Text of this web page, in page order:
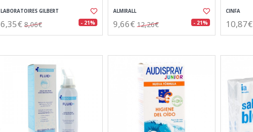
LABORATOIRES GILBERT
6,35€ 8,06€ - 21%
ALMIRALL
9,66€ 12,26€ - 21%
CINFA
10,87€